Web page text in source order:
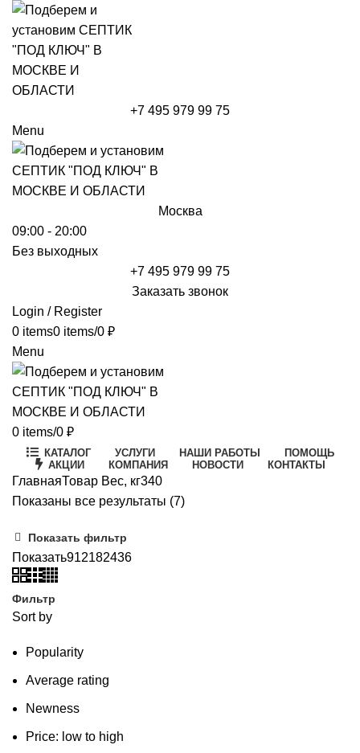
+7 495 979 99 75
Menu
Москва
09:00 - 20:00
Без выходных
+7 495 979 99 75
Заказать звонок
Login / Register
0 items0 items/0 ₽
Menu
0 items/0 ₽
КАТАЛОГ УСЛУГИ НАШИ РАБОТЫ
ПОМОЩЬ
АКЦИИ
КОМПАНИЯ НОВОСТИ КОНТАКТЫ
ГлавнаяТовар Вес, кг340
Показаны все результаты (7)Цены:
Показать фильтр
Показать912182436
Фильтр
Sort by
Popularity
Average rating
Newness
Price: low to high